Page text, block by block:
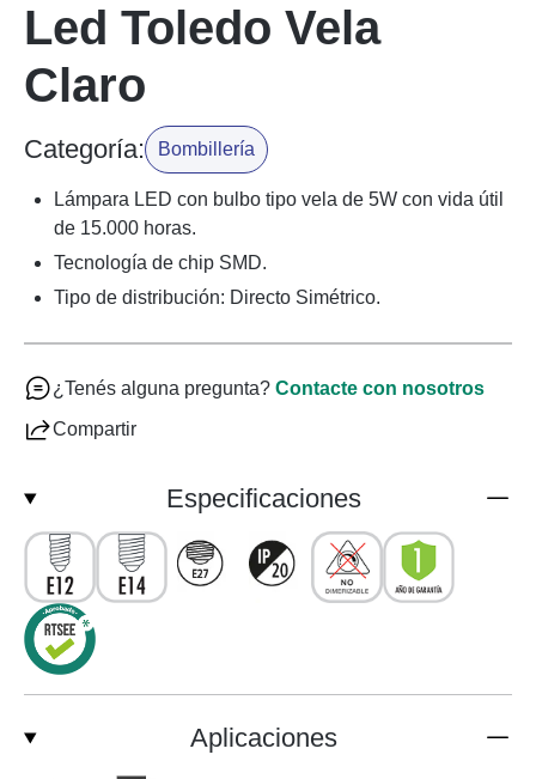
Led Toledo Vela
Claro
Categoría: Bombillería
Lámpara LED con bulbo tipo vela de 5W con vida útil
de 15.000 horas.
Tecnología de chip SMD.
Tipo de distribución: Directo Simétrico.
¿Tenés alguna pregunta? Contacte con nosotros
Compartir
Especificaciones
Aplicaciones